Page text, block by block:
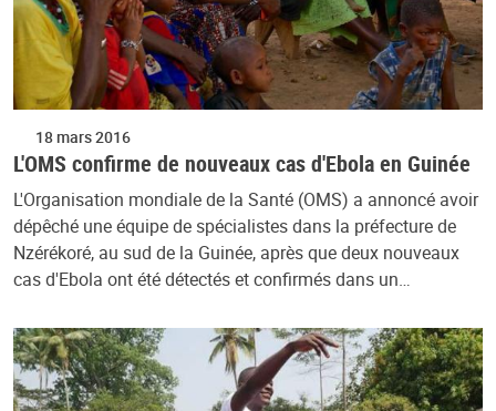
18 mars 2016
L'OMS confirme de nouveaux cas d'Ebola en Guinée
L'Organisation mondiale de la Santé (OMS) a annoncé avoir
dépêché une équipe de spécialistes dans la préfecture de
Nzérékoré, au sud de la Guinée, après que deux nouveaux
cas d'Ebola ont été détectés et confirmés dans un…